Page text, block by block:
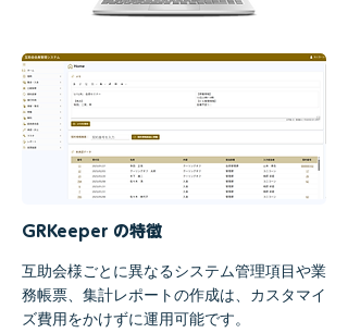
GRKeeper の特徴
互助会様ごとに異なるシステム管理項目や業
務帳票、集計レポートの作成は、カスタマイ
ズ費用をかけずに運用可能です。